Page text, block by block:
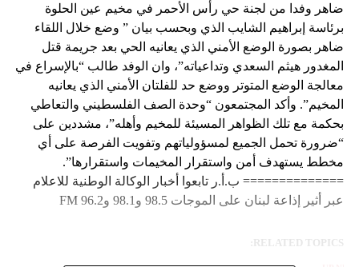
ضاهر وفدا من لجنة حي رأس الأحمر في مخيم عين الحلوة
برئاسة إبراهيم الشايب الذي وبحسب بيان ” وضع خلال اللقاء
ضاهر بصورة الوضع الأمني الذي يعانيه الحي بعد جريمة قتل
المغدور هيثم السعدي وتداعياته”، وان الوفد طالب “بالإسراع في
معالجة الوضع المتوتر ووضع حد للفلتان الأمني الذي يعانيه
المخيم”. وأكد المجتمعون “وحدة الصف الفلسطيني والتعاطي
بحكمة مع تلك الظواهر المسيئة للمخيم وأهله”، مشددين على
“ضرورة تحمل الجميع لمسؤولياتهم وتفويت الفرصة على أي
مخطط يستهدف أمن واستقرار المخيمات واستقرارها”.
============== ب.أ.ر تابعوا أخبار الوكالة الوطنية للاعلام
عبر أثير إذاعة لبنان على الموجات 98.5 و98.1 و96.2 FM
RELATED TOPICS: